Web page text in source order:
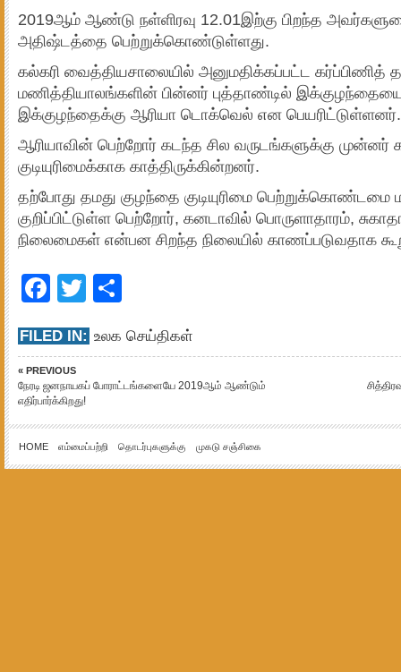
2019ஆம் ஆண்டு நள்ளிரவு 12.01இற்கு பிறந்த
அதிஷ்டத்தை பெற்றுக்கொண்டுள்ளது.
கல்கரி வைத்தியசாலையில் அனுமதிக்கப்பட்ட கர்ப்பிணித்
மணித்தியாலங்களின் பின்னர் புத்தாண்டில் இக்குழந்தையை
இக்குழந்தைக்கு ஆரியா டொக்வெல் என பெயரிட்டுள்ளனர்.
ஆரியாவின் பெற்றோர் கடந்த சில வருடங்களுக்கு முன்னர்
குடியுரிமைக்காக காத்திருக்கின்றனர்.
தற்போது தமது குழந்தை குடியுரிமை பெற்றுக்கொண்டமை
குறிப்பிட்டுள்ள பெற்றோர், கனடாவில் பொருளாதாரம்,
நிலைமைகள் என்பன சிறந்த நிலையில் காணப்படுவதாக
Facebook
Twitter
FILED IN: உலக செய்திகள்
« PREVIOUS
நேரடி ஜனநாயகப் போராட்டங்களையே 2019ஆம் ஆண்டும்
எதிர்பார்க்கிறது!
HOME எம்மைப்பற்றி தொடர்புகளுக்கு முகடு சஞ்சிகை